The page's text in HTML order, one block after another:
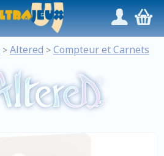
/,
> Altered > Compteur et Carnets